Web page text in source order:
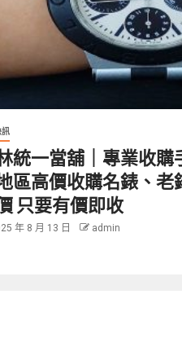
訊
統一當舖｜專業收購
區高價收購名錶、老
只要有價即收
年 8 月 13 日 admin